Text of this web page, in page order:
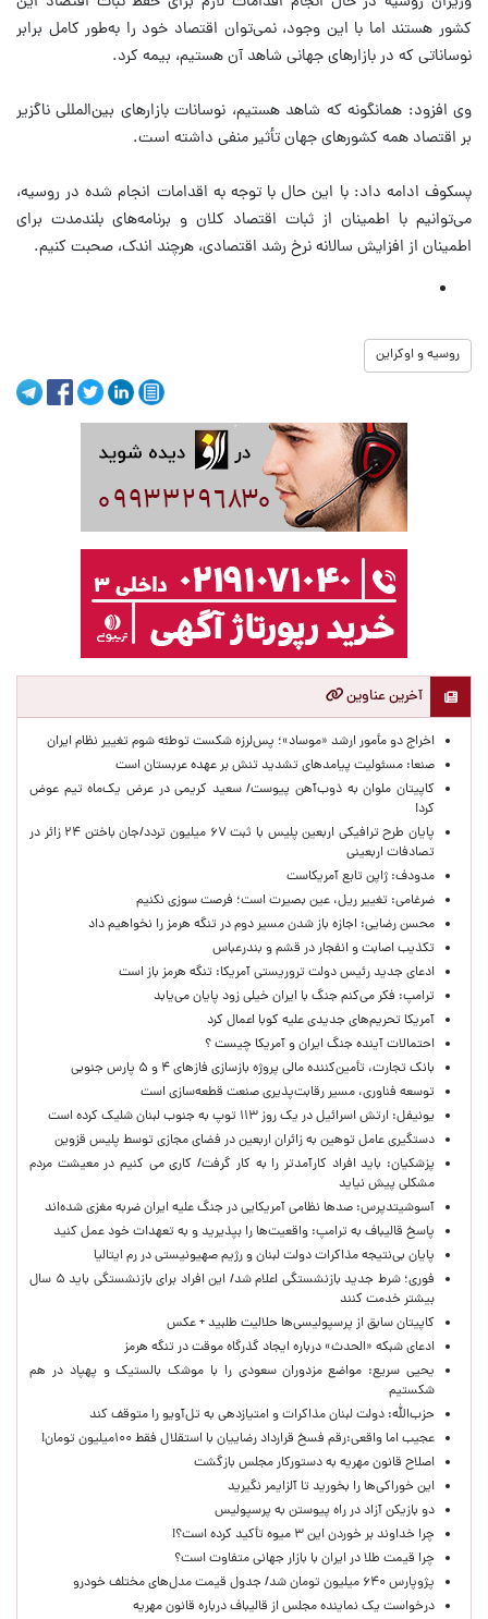
کشور هستند اما با این وجود، نمی‌توان اقتصاد خود را به‌طور کامل برابر
نوساناتی که در بازارهای جهانی شاهد آن هستیم، بیمه کرد.
وی افزود: همانگونه که شاهد هستیم، نوسانات بازارهای بین‌المللی ناگزیر
بر اقتصاد همه کشورهای جهان تأثیر منفی داشته است.
پسکوف ادامه داد: با این حال با توجه به اقدامات انجام شده در روسیه،
می‌توانیم با اطمینان از ثبات اقتصاد کلان و برنامه‌های بلندمدت برای
اطمینان از افزایش سالانه نرخ رشد اقتصادی، هرچند اندک، صحبت کنیم.
روسیه و اوکراین
آخرین عناوین
اخراج دو مأمور ارشد «موساد»؛ پس‌لرزه شکست توطئه شوم تغییر نظام ایران
صنعا: مسئولیت پیامدهای تشدید تنش بر عهده عربستان است
کاپیتان ملوان به ذوب‌آهن پیوست/ سعید کریمی در عرض یک‌ماه تیم عوض
کرد!
پایان طرح ترافیکی اربعین پلیس با ثبت ۶۷ میلیون تردد/جان باختن ۲۴ زائر در
تصادفات اربعینی
مدودف: ژاپن تابع آمریکاست
ضرغامی: تغییر ریل، عین بصیرت است؛ فرصت سوزی نکنیم
محسن رضایی: اجازه باز شدن مسیر دوم در تنگه هرمز را نخواهیم داد
تکذیب اصابت و انفجار در قشم و بندرعباس
ادعای جدید رئیس دولت تروریستی آمریکا: تنگه هرمز باز است
ترامپ: فکر می‌کنم جنگ با ایران خیلی زود پایان می‌یابد
آمریکا تحریم‌های جدیدی علیه کوبا اعمال کرد
احتمالات آینده جنگ ایران و آمریکا چیست ؟
بانک تجارت، تأمین‌کننده مالی پروژه بازسازی فازهای ۴ و ۵ پارس جنوبی
توسعه فناوری، مسیر رقابت‌پذیری صنعت قطعه‌سازی است
یونیفل: ارتش اسرائیل در یک روز ۱۱۳ توپ به جنوب لبنان شلیک کرده است
دستگیری عامل توهین به زائران اربعین در فضای مجازی توسط پلیس قزوین
پزشکیان: باید افراد کارآمدتر را به کار گرفت/ کاری می کنیم در معیشت مردم
مشکلی پیش نیاید
آسوشیتدپرس: صدها نظامی آمریکایی در جنگ علیه ایران ضربه مغزی شده‌اند
پاسخ قالیباف به ترامپ: واقعیت‌ها را بپذیرید و به تعهدات خود عمل کنید
پایان بی‌نتیجه مذاکرات دولت لبنان و رژیم صهیونیستی در رم ایتالیا
فوری؛ شرط جدید بازنشستگی اعلام شد/ این افراد برای بازنشستگی باید ۵ سال
بیشتر خدمت کنند
کاپیتان سابق از پرسپولیسی‌ها حلالیت طلبید + عکس
ادعای شبکه «الحدث» درباره ایجاد گذرگاه موقت در تنگه هرمز
یحیی سریع: مواضع مزدوران سعودی را با موشک بالستیک و پهپاد در هم
شکستیم
حزب‌الله: دولت لبنان مذاکرات و امتیازدهی به تل‌آویو را متوقف کند
عجیب اما واقعی:رقم فسخ قرارداد رضاییان با استقلال فقط ۱۰۰میلیون تومان!
اصلاح قانون مهریه به دستورکار مجلس بازگشت
این خوراکی‌ها را بخورید تا آلزایمر نگیرید
دو بازیکن آزاد در راه پیوستن به پرسپولیس
چرا خداوند بر خوردن این ۳ میوه تأکید کرده است؟!
چرا قیمت طلا در ایران با بازار جهانی متفاوت است؟
پژوپارس ۶۴۰ میلیون تومان شد/ جدول قیمت مدل‌های مختلف خودرو
درخواست یک نماینده مجلس از قالیباف درباره قانون مهریه